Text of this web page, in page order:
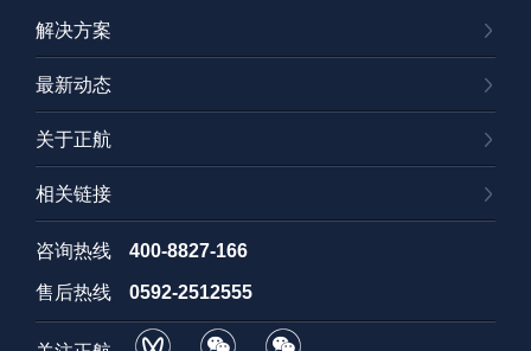
解决方案
最新动态
关于正航
相关链接
咨询热线 400-8827-166
售后热线 0592-2512555